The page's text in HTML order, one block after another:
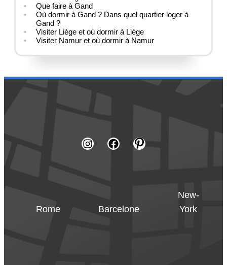
Que faire à Gand
Où dormir à Gand ? Dans quel quartier loger à
Gand ?
Visiter Liège et où dormir à Liège
Visiter Namur et où dormir à Namur
Rome Barcelone
New-
York